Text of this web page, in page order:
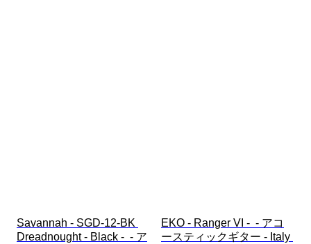
Savannah - SGD-12-BK
Dreadnought - Black -  - ア
EKO - Ranger VI -  - アコ
ースティックギター - Italy